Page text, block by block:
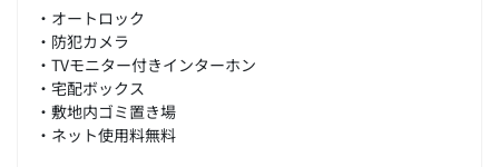
・オートロック
・防犯カメラ
・TVモニター付きインターホン
・宅配ボックス
・敷地内ゴミ置き場
・ネット使用料無料